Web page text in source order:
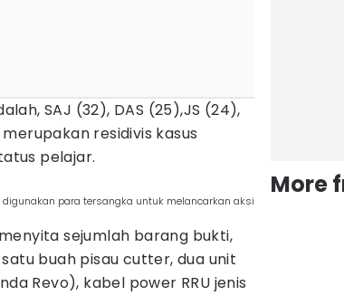
SAJ (32), DAS (25),JS (24),
residivis kasus
pelajar.
para tersangka untuk melancarkan aksi
sejumlah barang bukti,
buah pisau cutter, dua unit
Revo), kabel power RRU jenis
More